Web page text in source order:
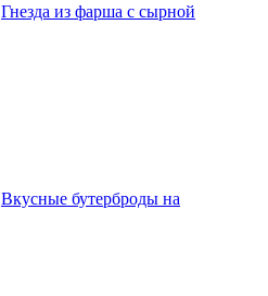
Гнезда из фарша с сырной
Вкусные бутерброды на